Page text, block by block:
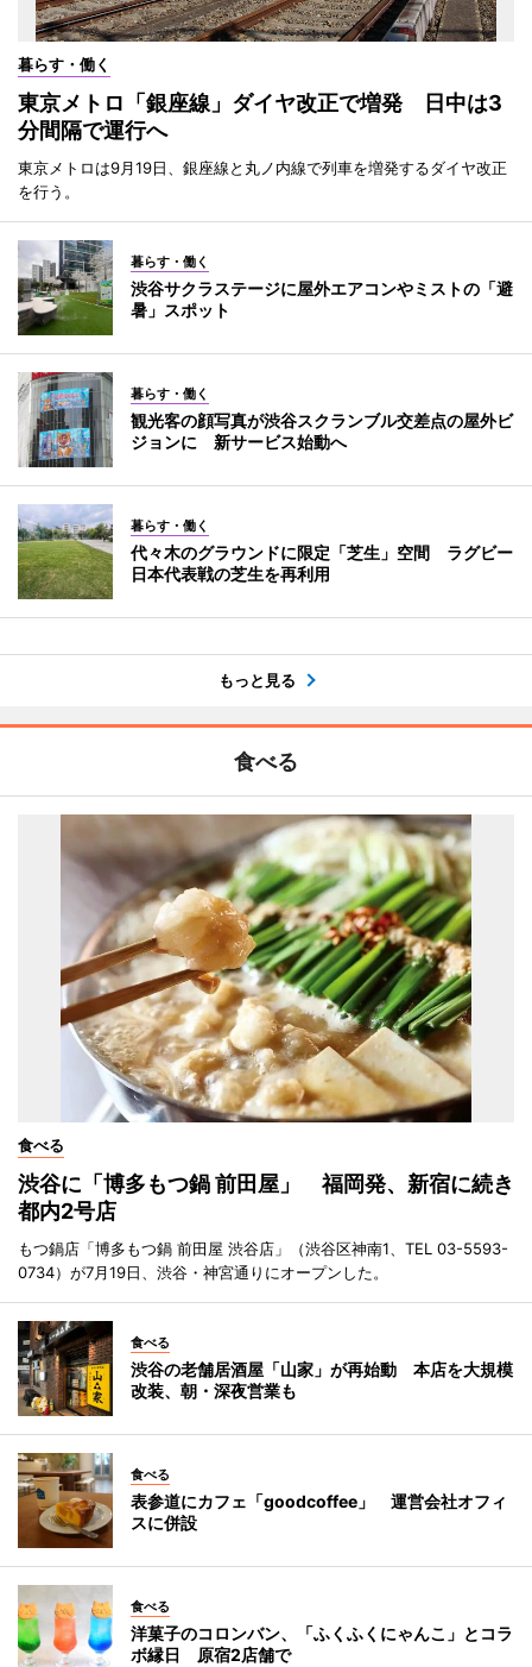
暮らす・働く
東京メトロ「銀座線」ダイヤ改正で増発 日中は3
分間隔で運行へ
東京メトロは9月19日、銀座線と丸ノ内線で列車を増発するダイヤ改正
を行う。
暮らす・働く
渋谷サクラステージに屋外エアコンやミストの「避
暑」スポット
暮らす・働く
観光客の顔写真が渋谷スクランブル交差点の屋外ビ
ジョンに 新サービス始動へ
暮らす・働く
代々木のグラウンドに限定「芝生」空間 ラグビー
日本代表戦の芝生を再利用
もっと見る
食べる
食べる
渋谷に「博多もつ鍋 前田屋」 福岡発、新宿に続き
都内2号店
もつ鍋店「博多もつ鍋 前田屋 渋谷店」（渋谷区神南1、TEL 03-5593-
0734）が7月19日、渋谷・神宮通りにオープンした。
食べる
渋谷の老舗居酒屋「山家」が再始動 本店を大規模
改装、朝・深夜営業も
食べる
表参道にカフェ「goodcoffee」 運営会社オフィ
スに併設
食べる
洋菓子のコロンバン、「ふくふくにゃんこ」とコラ
ボ縁日 原宿2店舗で